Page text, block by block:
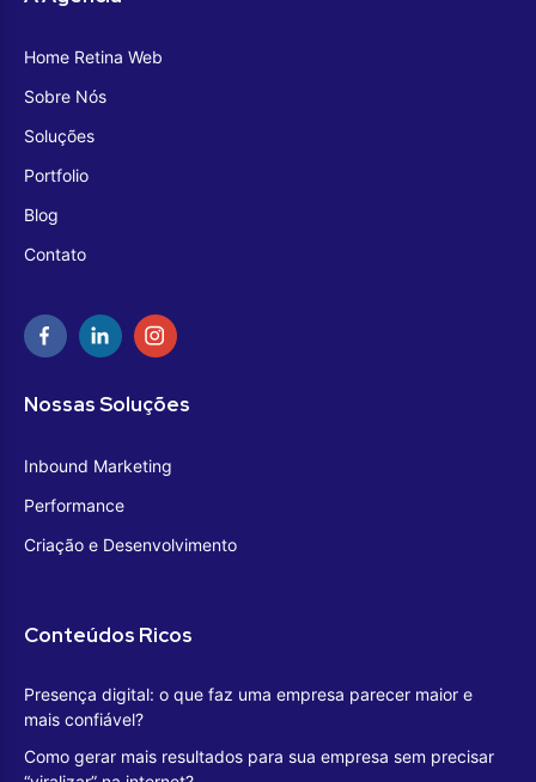
Home Retina Web
Sobre Nós
Soluções
Portfolio
Blog
Contato
Nossas Soluções
Inbound Marketing
Performance
Criação e Desenvolvimento
Conteúdos Ricos
Presença digital: o que faz uma empresa parecer maior e
mais confiável?
Como gerar mais resultados para sua empresa sem precisar